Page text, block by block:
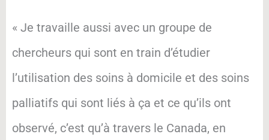
« Je travaille aussi avec un groupe de
chercheurs qui sont en train d’étudier
l’utilisation des soins à domicile et des soins
palliatifs qui sont liés à ça et ce qu’ils ont
observé, c’est qu’à travers le Canada, en